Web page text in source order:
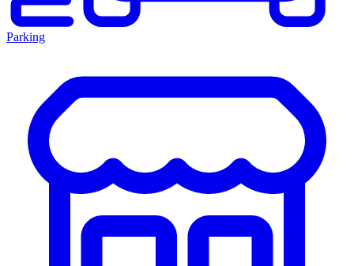
Parking